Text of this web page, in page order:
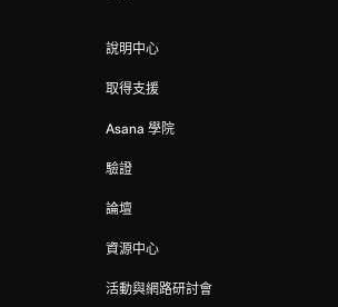
說明中心
取得支援
Asana 學院
驗證
論壇
資源中心
活動與網路研討會